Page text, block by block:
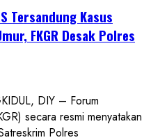
Tersandung Kasus
FKGR Desak Polres
DIY – Forum
secara resmi menyatakan
Polres